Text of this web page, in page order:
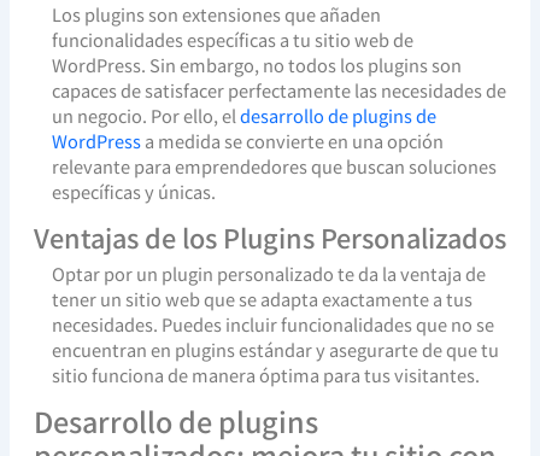
Los plugins son extensiones que añaden
funcionalidades específicas a tu sitio web de
WordPress. Sin embargo, no todos los plugins son
capaces de satisfacer perfectamente las necesidades de
un negocio. Por ello, eldesarrollo de plugins de
WordPressa medida se convierte en una opción
relevante para emprendedores que buscan soluciones
específicas y únicas.
Ventajas de los Plugins Personalizados
Optar por un plugin personalizado te da la ventaja de
tener un sitio web que se adapta exactamente a tus
necesidades. Puedes incluir funcionalidades que no se
encuentran en plugins estándar y asegurarte de que tu
sitio funciona de manera óptima para tus visitantes.
Desarrollo de plugins